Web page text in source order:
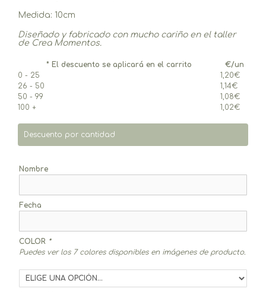
Medida: 10cm
Diseñado y fabricado con mucho cariño en el taller
de Crea Momentos.
* El descuento se aplicará en el carrito
€/un
0 - 25
1,20€
26 - 50
1,14€
50 - 99
1,08€
100 +
1,02€
Descuento por cantidad
Nombre
Fecha
COLOR *
Puedes ver los 7 colores disponibles en imágenes de producto.